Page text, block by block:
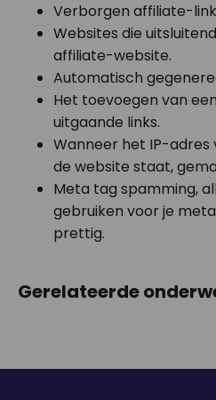
Verborgen affiliate-
Websites die
affiliate-website.
Automatisch
Het toevoegen van
uitgaande links.
Wanneer het IP-adres
de website staat,
Meta tag spamming,
gebruiken voor je
prettig.
Gerelateerde